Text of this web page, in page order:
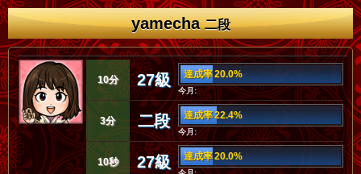
yamecha二段
10分 27級 達成率 20.0%
今月:
3分 二段 達成率 22.4%
今月:
10秒 27級 達成率 20.0%